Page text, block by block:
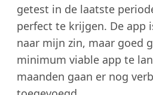
getest in de laatste
perfect te krijgen. De app
naar mijn zin, maar goed
minimum viable app te
maanden gaan er nog